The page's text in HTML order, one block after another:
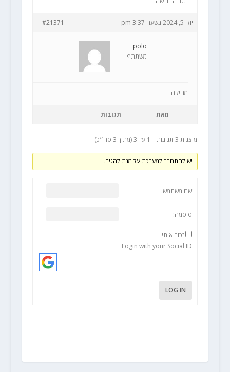
יולי 5, 2024 בשעה 3:37 pm #21371
polo
משתתף
מחיקה
מאת תגובות
מוצגות 3 תגובות – 1 עד 3 (מתוך 3 סה״כ)
יש להתחבר למערכת על מנת להגיב.
שם משתמש:
סיסמה:
זכור אותי
Login with your Social ID
LOG IN